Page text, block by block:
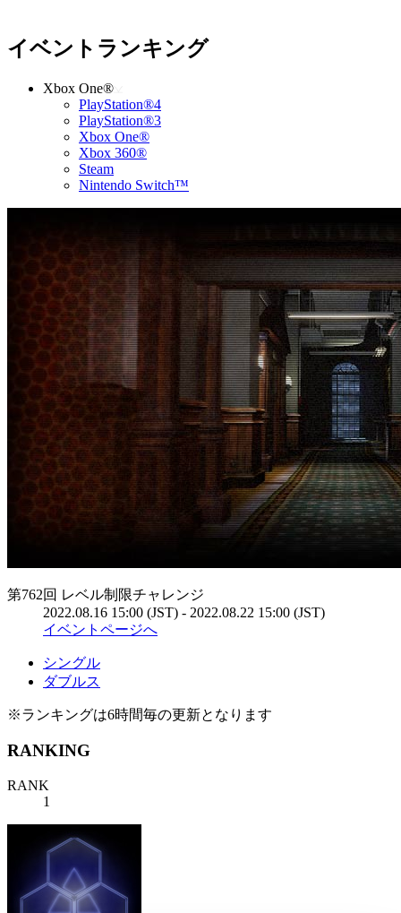
イベントランキング
Xbox One®
PlayStation®4
PlayStation®3
Xbox One®
Xbox 360®
Steam
Nintendo Switch™
第762回 レベル制限チャレンジ
2022.08.16 15:00 (JST) - 2022.08.22 15:00 (JST)
イベントページへ
シングル
ダブルス
※ランキングは6時間毎の更新となります
RANKING
RANK
1